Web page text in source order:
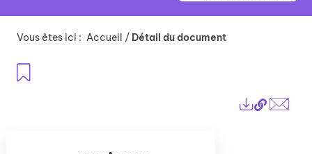
Vous êtes ici : Accueil / Détail du document
Lien